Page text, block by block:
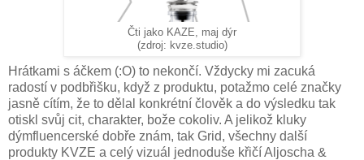
Čti jako KAZE, maj dýr
(zdroj: kvze.studio)
Hrátkami s áčkem (:O) to nekončí. Vždycky mi zacuká
radostí v podbřišku, když z produktu, potažmo celé značky
jasně cítím, že to dělal konkrétní člověk a do výsledku tak
otiskl svůj cit, charakter, bože cokoliv. A jelikož kluky
dýmfluencerské dobře znám, tak Grid, všechny další
produkty KVZE a celý vizuál jednoduše křičí Aljoscha &